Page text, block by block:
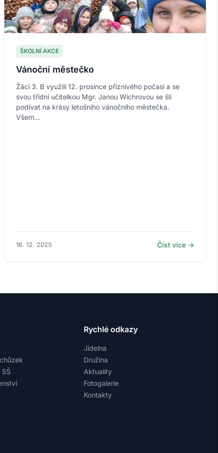
ŠKOLNÍ AKCE
Vánoční městečko
Žáci 3. B využili 12. prosince příznivého počasí a se
svou třídní učitelkou Mgr. Janou Wichrovou se šli
podívat na krásy letošního vánočního městečka.
Všem...
16. 12. 2025 Číst více →
Rychlé odkazy
Jídelna
Družina
Aktuality
Fotogalerie
Kontakty